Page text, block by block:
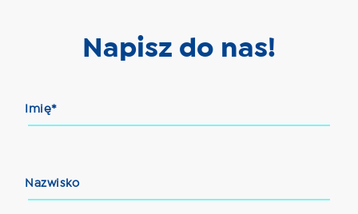
Napisz do nas!
Imię*
Nazwisko